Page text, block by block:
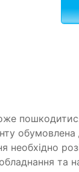
необхідно
та